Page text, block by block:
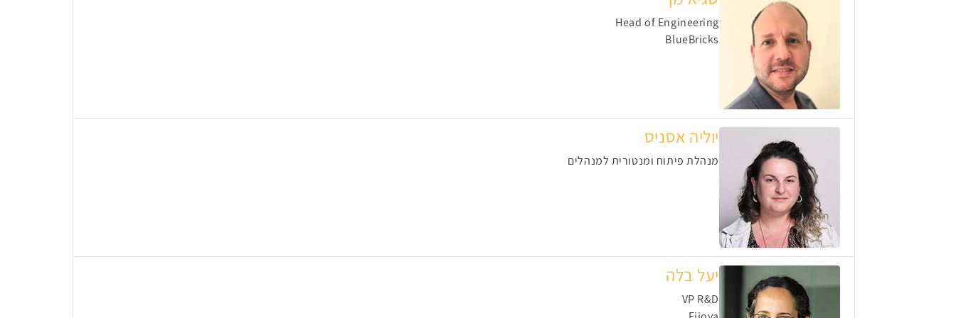
Head of Engineering
BlueBricks
יוליה אסניס
מנהלת פיתוח ומנטורית למנהלים
יעל בלה
VP R&D